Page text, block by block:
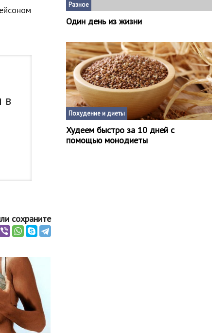
в
сохраните
Разное
Один день из жизни
Похудение и диеты
Худеем быстро за 10 дней с
помощью монодиеты